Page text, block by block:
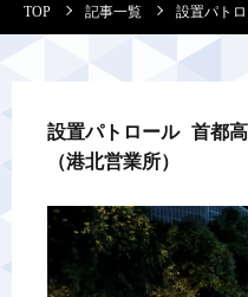
警
TOP 記事一覧
設置パトロール 首都
（港北営業所）